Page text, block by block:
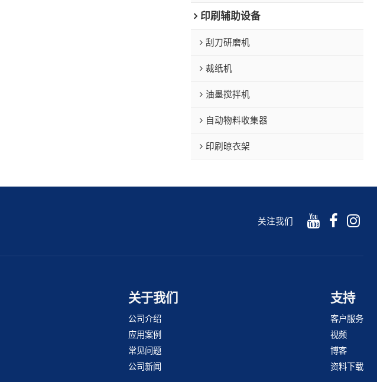
印刷辅助设备
刮刀研磨机
裁纸机
油墨搅拌机
自动物料收集器
印刷晾衣架
关注我们
关于我们
公司介绍
应用案例
常见问题
公司新闻
支持
客户服务
视频
博客
资料下载